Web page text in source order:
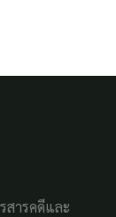
สารคดีและ